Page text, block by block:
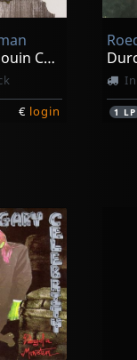
Original Bedouin Culture
€ login 1 LP